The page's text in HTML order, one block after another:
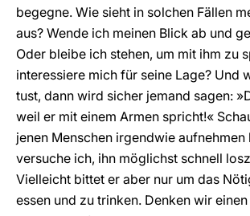
begegne. Wie sieht in solchen Fällen
aus? Wende ich meinen Blick ab und
Oder bleibe ich stehen, um mit ihm zu
interessiere mich für seine Lage? Und
tust, dann wird sicher jemand sagen:
weil er mit einem Armen spricht!«
jenen Menschen irgendwie aufnehmen
versuche ich, ihn möglichst schnell
Vielleicht bittet er aber nur um das
essen und zu trinken. Denken wir